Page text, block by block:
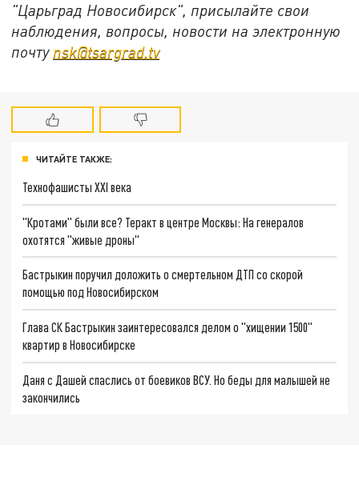
"Царьград Новосибирск", присылайте свои
наблюдения, вопросы, новости на электронную
почту nsk@tsargrad.tv
ЧИТАЙТЕ ТАКЖЕ:
Технофашисты XXI века
"Кротами" были все? Теракт в центре Москвы: На генералов
охотятся "живые дроны"
Бастрыкин поручил доложить о смертельном ДТП со скорой
помощью под Новосибирском
Глава СК Бастрыкин заинтересовался делом о "хищении 1500"
квартир в Новосибирске
Даня с Дашей спаслись от боевиков ВСУ. Но беды для малышей не
закончились